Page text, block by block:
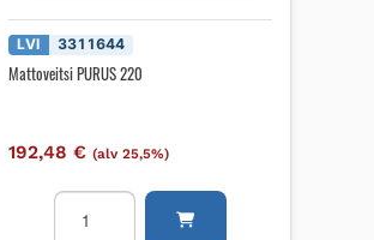
LVI 3311644
Mattoveitsi PURUS 220
192,48 € (alv 25,5%)
Mattoveitsi
PURUS